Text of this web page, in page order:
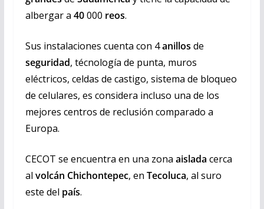
albergar a 40000 reos.
Sus instalaciones cuenta con 4anillos de
seguridad, técnología de punta, muros
eléctricos, celdas de castigo, sistema de bloqueo
de celulares, es considera incluso una de los
mejores centros de reclusión comparado a
Europa.
CECOT se encuentra en una zona aislada cerca
al volcán Chichontepec, en Tecoluca, al suro
este del país.